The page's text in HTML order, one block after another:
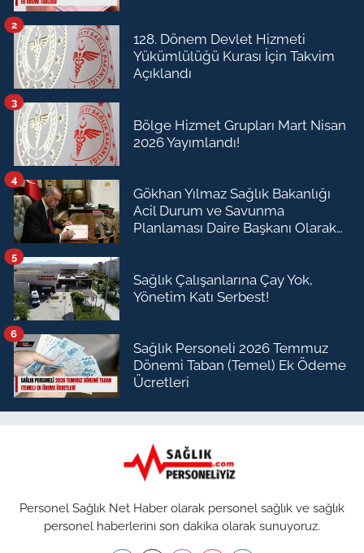
128. Dönem Devlet Hizmeti
Yükümlülüğü Kurası İçin Takvim
Açıklandı
2
Bölge Hizmet Grupları Mart Nisan
2026 Yayımlandı!
3
Gökhan Yılmaz Sağlık Bakanlığı
Acil Durum ve Savunma
Planlaması Daire Başkanı Olarak
4
Sağlık Çalışanlarına Çay Yok,
Yönetim Katı Serbest!
5
Sağlık Personeli 2026 Temmuz
Dönemi Taban (Temel) Ek Ödeme
Ücretleri
6
Personel Sağlık Net Haber olarak personel sağlık ve sağlık
personel haberlerini son dakika olarak sunuyoruz.